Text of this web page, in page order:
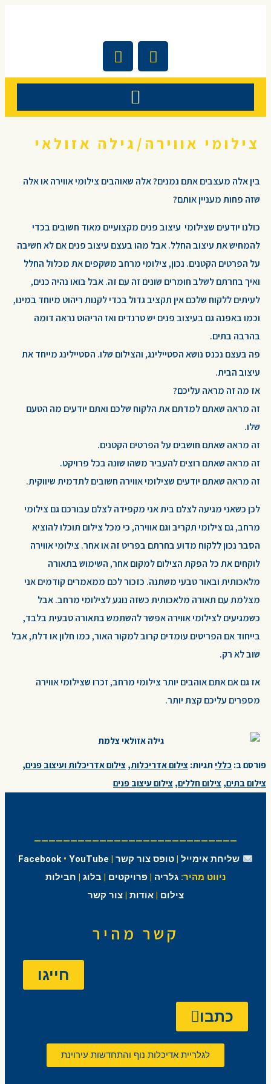
צילומי אווירה/גילה אזולאי
בין אלה מעצבים אתם נמנים? אלה שאוהבים צילומי אווירה או אלה
שזה פחות מעניין אותם?
כולנו יודעים שצילומי עיצוב פנים מקצועיים מאוד חשובים בכדי
להמחיש את עיצוב החלל. אבל מהו בעצם עיצוב פנים אם לא חשיבה
על הפרטים הקטנים. נכון, צילומי מרחב משקפים את מכלול החלל
ואיך בחרתם לשלב חומרים שונים זה עם זה. אבל בואו נהיה כנים,
לעיתים ללקוח שלכם אין תקציב גדול בכדי לקנות ריהוט מיוחד במינו,
וכמו באפנה גם בעיצוב פנים יש טרנדים ואז הריהוט נראה דומה
בהרבה בתים.
פה בעצם נכנס נושא הסטיילינג, והצילום שלו. הסטיילינג מייחד את
עיצוב הבית.
אז מה זה מראה עליכם?
זה מראה שאתם למדתם את הלקוח שלכם ואתם יודעים מה הטעם
שלו.
זה מראה שאתם חושבים על הפרטים הקטנים.
זה מראה שאתם רוצים להעביר משהו שונה בכל פרויקט.
זה מראה שאתם יודעים שצילומי אווירה חשובים לתדמית שיווקית.
לכן כשאני מגיעה לצלם בית אני מקפידה לצלם עבורכם גם צילומי
מרחב, גם צילומי תקריב וגם אווירה, כי מכל צילום תוכלו להוציא
הסבר נכון ללקוח מדוע בחרתם בפריט זה או אחר. צילומי אווירה
לוקחים את כל הפקת הצילום למקום אחר, השימוש בתאורה
מלאכותית ובאור טבעי משתנה. כזכור לכם ממאמרים קודמים אני
מצלמת עם תאורה מלאכותית כשזה נוגע לצילומי מרחב. אבל
כשמגיעים לצילומי אווירה אפשר להשתמש בתאורה טבעית בלבד,
בייחוד אם הפריטים עומדים קרוב למקור האור, כמו חלון או דלת, אבל
שוב לא רק.
אז גם אם אתם אוהבים יותר צילומי מרחב, זכרו שצילומי אווירה
מספרים עליכם קצת יותר.
פורסם ב: כלליתגיות: צילום אדריכלות, צילום אדריכלות ועיצוב פנים,
צילום בתים, צילום חללים, צילום עיצוב פנים
————————————————————————————
שליחת אימייל| טופס צור קשר|
Facebook •YouTube
ניווט מהיר: גלריה | פרויקטים | בלוג | חבילות
צילום |אודות |צור קשר
קשר מהיר
חייגו
כתבו
לגלריית אדיכלות נוף והתחדשות עירוינת